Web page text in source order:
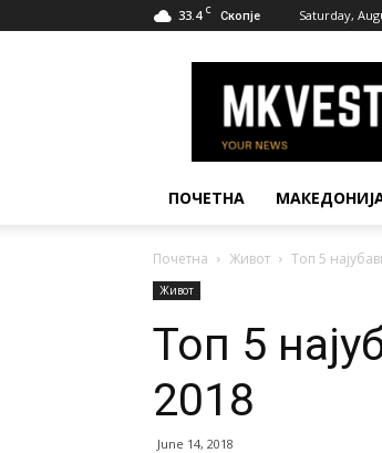
33.4 C Скопје Saturday,
Вести
ПОЧЕТНА
Почетна Живот Топ 5
Живот
Топ 5
2018
June 14, 2018